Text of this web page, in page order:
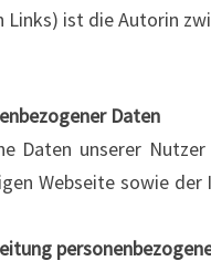
Links) ist die Autorin
Daten
Daten unserer
Webseite sowie